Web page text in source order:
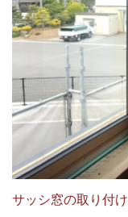
サッシ窓の取り付け